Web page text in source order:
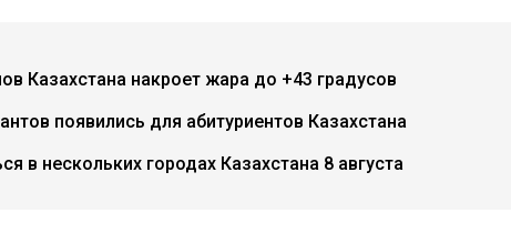
Казахстана накроет жара до +43 градусов
появились для абитуриентов Казахстана
в нескольких городах Казахстана 8 августа